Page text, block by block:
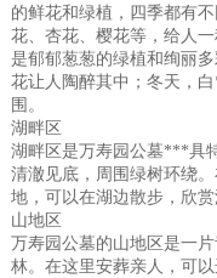
的鲜花和绿植，四季都有
花、杏花、樱花等，给人
是郁郁葱葱的绿植和绚丽
花让人陶醉其中；冬天，
围。
湖畔区
湖畔区是万寿园公墓***具
清澈见底，周围绿树环绕
地，可以在湖边散步，欣
山地区
万寿园公墓的山地区是一
林。在这里安葬亲人，可